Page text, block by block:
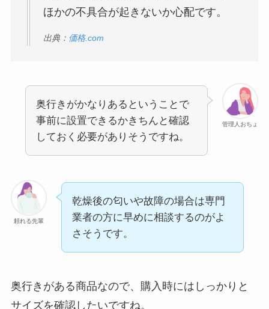
ほかの不具合が起きないか心配です。
出典： 価格.com
管理人おちょ
奥行きがかなりあるということで
事前に設置できるかきちんと確認
しておく必要がありそうですね。
頼れる先輩
乾燥後の匂いや故障の場合は専門
業者の方に早めに相談するのがよ
さそうです。
奥行きがある商品なので、購入時にはしっかりと
サイズを確認したいですね。